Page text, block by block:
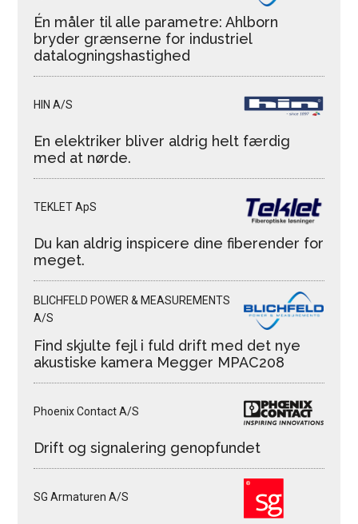
Én måler til alle parametre: Ahlborn
bryder grænserne for industriel
datalogningshastighed
HIN A/S
En elektriker bliver aldrig helt færdig
med at nørde.
TEKLET ApS
Du kan aldrig inspicere dine fiberender for
meget.
BLICHFELD POWER & MEASUREMENTS
A/S
Find skjulte fejl i fuld drift med det nye
akustiske kamera Megger MPAC208
Phoenix Contact A/S
Drift og signalering genopfundet
SG Armaturen A/S